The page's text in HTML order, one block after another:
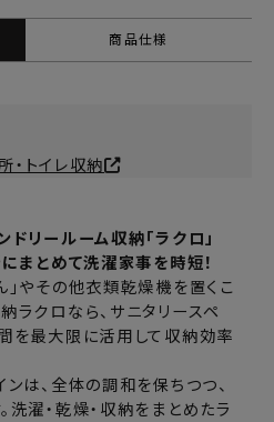
商品仕様
トイレ収納
リールーム収納「ラクロ」
まとめて洗濯家事を時短！
」やその他衣類乾燥機を置くこ
ラクロなら、サニタリースペ
を最大限に活用して収納効率
は、全体の調和を保ちつつ、
濯・乾燥・収納をまとめたラ